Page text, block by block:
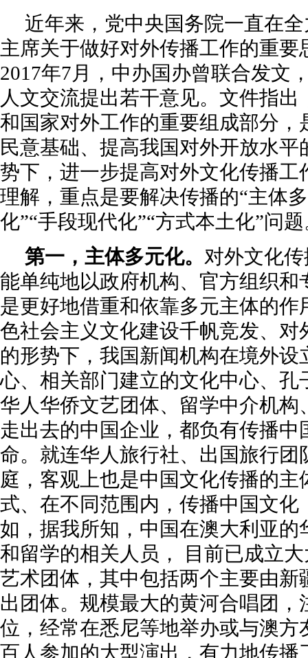
近年来，党中央国务院一直在
主席关于做好对外传播工作的重要
2017年7月，中办国办曾联合发文
人文交流提出若干意见。文件指
和国家对外工作的重要组成部分，
民意基础、提高我国对外开放水
势下，进一步提高对外文化传播工
理解，重点是要解决传播的“主体
化”“手段现代化”“方式本土化”问
第一，主体多元化。 对外文化
能单纯地以政府机构、官方组织和
是更好地借重和依靠多元主体的作
色社会主义文化建设千帆竞发、对
的形势下，我国新闻机构在境外设
心、相关部门建立的文化中心、孔
华人华侨文艺团体、留学中介机构
走出去的中国企业，都负有传播中
命。就连华人旅行社、出国旅行团
庭，客观上也是中国文化传播的主
式、在不同范围内，传播中国文化
如，据我所知，中国在澳大利亚的
和留学的相关人员， 目前已成立
艺术团体，其中包括两个主要由新
出团体。规模最大的黄河合唱团，
位，经常在悉尼等地举办或与澳方
百人参加的大型演出，有力地传播